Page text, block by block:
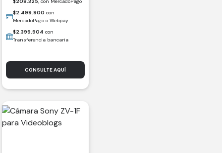
$2.499.900 con
MercadoPago o Webpay
$2.399.904 con
Transferencia bancaria
CONSULTE AQUÍ